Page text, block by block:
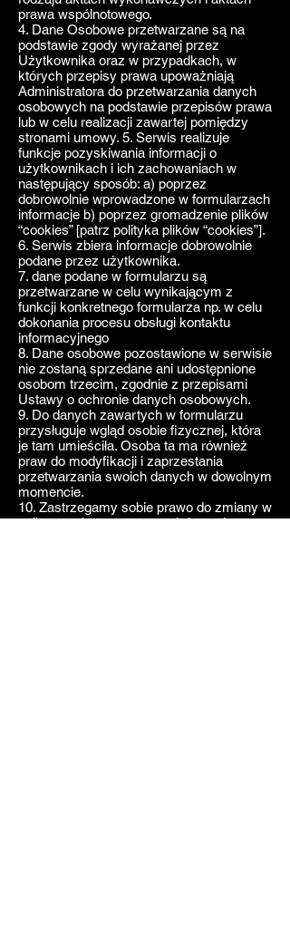
prawa wspólnotowego.
4. Dane Osobowe przetwarzane są na
podstawie zgody wyrażanej przez
Użytkownika oraz w przypadkach, w
których przepisy prawa upoważniają
Administratora do przetwarzania danych
osobowych na podstawie przepisów prawa
lub w celu realizacji zawartej pomiędzy
stronami umowy. 5. Serwis realizuje
funkcje pozyskiwania informacji o
użytkownikach i ich zachowaniach w
następujący sposób: a) poprzez
dobrowolnie wprowadzone w formularzach
informacje b) poprzez gromadzenie plików
“cookies” [patrz polityka plików “cookies”].
6. Serwis zbiera informacje dobrowolnie
podane przez użytkownika.
7. dane podane w formularzu są
przetwarzane w celu wynikającym z
funkcji konkretnego formularza np. w celu
dokonania procesu obsługi kontaktu
informacyjnego
8. Dane osobowe pozostawione w serwisie
nie zostaną sprzedane ani udostępnione
osobom trzecim, zgodnie z przepisami
Ustawy o ochronie danych osobowych.
9. Do danych zawartych w formularzu
przysługuje wgląd osobie fizycznej, która
je tam umieściła. Osoba ta ma również
praw do modyfikacji i zaprzestania
przetwarzania swoich danych w dowolnym
momencie.
10. Zastrzegamy sobie prawo do zmiany w
polityce ochrony prywatności serwisu, na